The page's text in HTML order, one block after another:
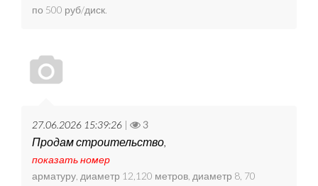
по 500 руб/диск.
27.06.2026 15:39:26 | 3
Продам строительство,
показать номер
арматуру, диаметр 12,120 метров, диаметр 8, 70